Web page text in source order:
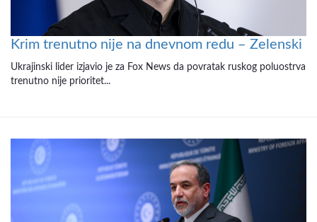
Krim trenutno nije na dnevnom redu – Zelenski
Ukrajinski lider izjavio je za Fox News da povratak ruskog poluostrva
trenutno nije prioritet...